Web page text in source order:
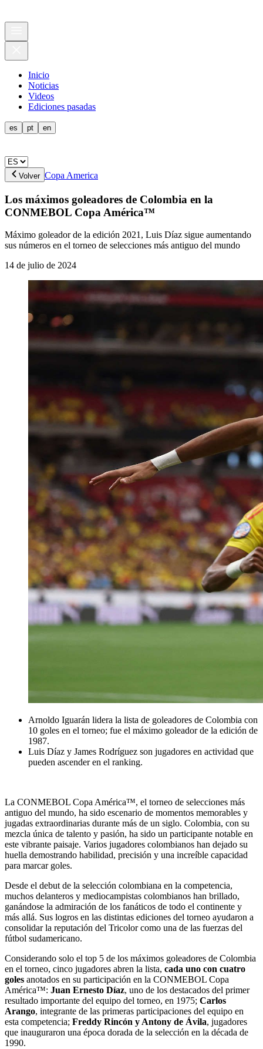
Inicio
Noticias
Videos
Ediciones pasadas
es pt en
Volver Copa America
Los máximos goleadores de Colombia en la
CONMEBOL Copa América™
Máximo goleador de la edición 2021, Luis Díaz sigue aumentando
sus números en el torneo de selecciones más antiguo del mundo
14 de julio de 2024
Arnoldo Iguarán lidera la lista de goleadores de Colombia con
10 goles en el torneo; fue el máximo goleador de la edición de
1987.
Luis Díaz y James Rodríguez son jugadores en actividad que
pueden ascender en el ranking.
La CONMEBOL Copa América™, el torneo de selecciones más
antiguo del mundo, ha sido escenario de momentos memorables y
jugadas extraordinarias durante más de un siglo. Colombia, con su
mezcla única de talento y pasión, ha sido un participante notable en
este vibrante paisaje. Varios jugadores colombianos han dejado su
huella demostrando habilidad, precisión y una increíble capacidad
para marcar goles.
Desde el debut de la selección colombiana en la competencia,
muchos delanteros y mediocampistas colombianos han brillado,
ganándose la admiración de los fanáticos de todo el continente y
más allá. Sus logros en las distintas ediciones del torneo ayudaron a
consolidar la reputación del Tricolor como una de las fuerzas del
fútbol sudamericano.
Considerando solo el top 5 de los máximos goleadores de Colombia
en el torneo, cinco jugadores abren la lista, cada uno con cuatro
goles anotados en su participación en la CONMEBOL Copa
América™: Juan Ernesto Díaz, uno de los destacados del primer
resultado importante del equipo del torneo, en 1975; Carlos
Arango, integrante de las primeras participaciones del equipo en
esta competencia; Freddy Rincón y Antony de Ávila, jugadores
que inauguraron una época dorada de la selección en la década de
1990.